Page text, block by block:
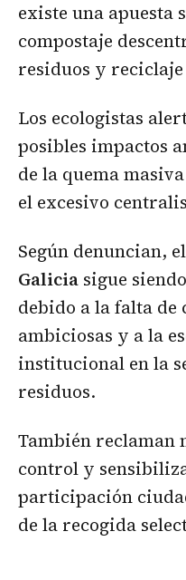
existe una apuesta
compostaje
residuos y
Los ecologistas
posibles impactos
de la quema
el excesivo
Según denuncian,
Galicia sigue
debido a la falta de
ambiciosas y a la
institucional en la
residuos.
También reclaman
control y
participación
de la recogida